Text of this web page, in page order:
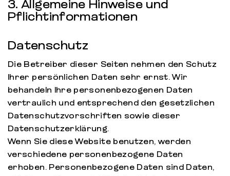
3. Allgemeine Hinweise und
Pflichtinformationen
Datenschutz
Die Betreiber dieser Seiten nehmen den Schutz
Ihrer persönlichen Daten sehr ernst. Wir
behandeln Ihre personenbezogenen Daten
vertraulich und entsprechend den gesetzlichen
Datenschutzvorschriften sowie dieser
Datenschutzerklärung.
Wenn Sie diese Website benutzen, werden
verschiedene personenbezogene Daten
erhoben. Personenbezogene Daten sind Daten,